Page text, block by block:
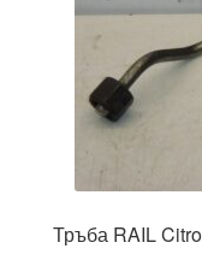
Тръба RAIL